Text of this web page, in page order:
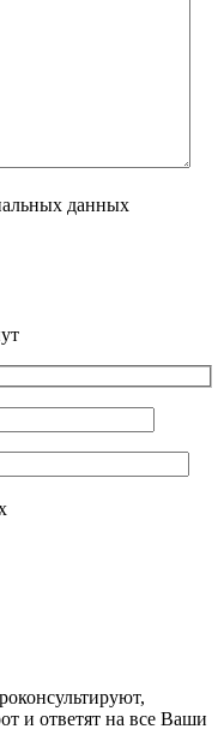
данных
и ответят на все Ваши